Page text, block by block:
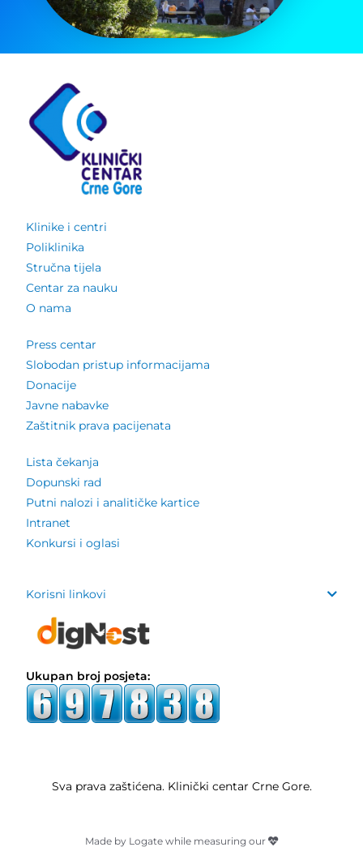
Klinike i centri
Poliklinika
Stručna tijela
Centar za nauku
O nama
Press centar
Slobodan pristup informacijama
Donacije
Javne nabavke
Zaštitnik prava pacijenata
Lista čekanja
Dopunski rad
Putni nalozi i analitičke kartice
Intranet
Konkursi i oglasi
Korisni linkovi
Ukupan broj posjeta:
Sva prava zaštićena. Klinički centar Crne Gore.
Made by Logate while measuring our